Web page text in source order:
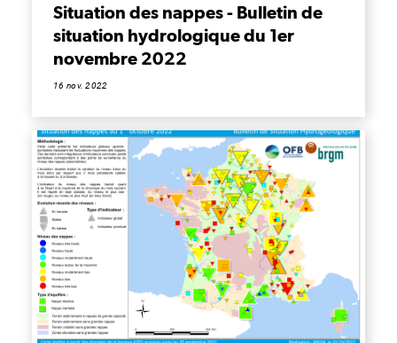
Situation des nappes - Bulletin de
situation hydrologique du 1er
novembre 2022
16 nov. 2022